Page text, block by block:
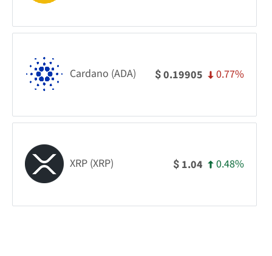
Cardano (ADA) $0.19905 0.77%
XRP (XRP) $ 1.04 0.48%